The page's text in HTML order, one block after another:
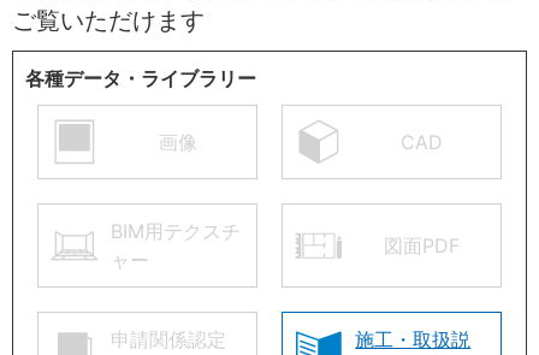
ご覧いただけます
各種データ・ライブラリー
画像 CAD
BIM用テクスチ
ャー
図面PDF
申請関係認定
施工・取扱説